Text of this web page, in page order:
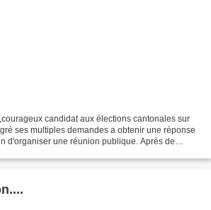
candidat aux élections cantonales sur
ses multiples demandes a obtenir une réponse
d'organiser une réunion publique. Après de